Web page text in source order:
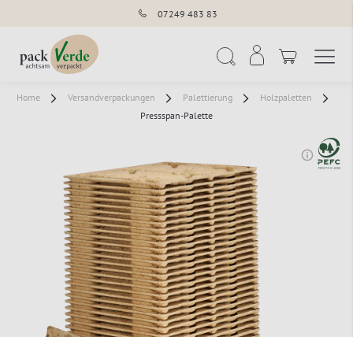
07249 483 83
Home Versandverpackungen Palettierung
Holzpaletten
Pressspan-Palette